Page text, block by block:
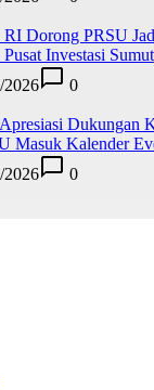
Dorong PRSU
Investasi Sumut
2026
0
Dukungan
Masuk Kalender
2026 0